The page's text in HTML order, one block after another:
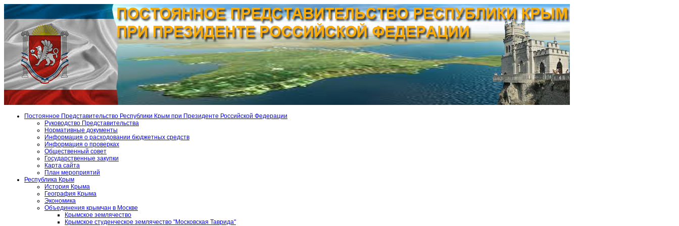
Постоянное Представительство Республики Крым при Президенте Российской Федерации
Руководство Представительства
Нормативные документы
Информация о расходовании бюджетных средств
Информация о проверках
Общественный совет
Государственные закупки
Карта сайта
План мероприятий
Республика Крым
История Крыма
География Крыма
Экономика
Объединения крымчан в Москве
Крымское землячество
Крымское студенческое землячество "Московская Таврида"